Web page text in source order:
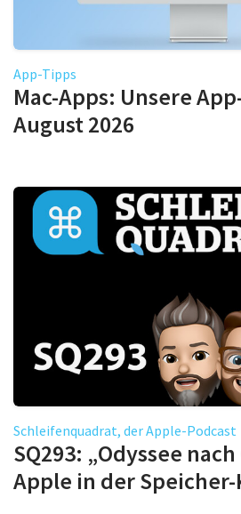
App-Tipps
Mac-Apps: Unsere
August 2026
Schleifenquadrat, der Apple-Podcast
SQ293: „Odyssee
Apple in der Speicher-